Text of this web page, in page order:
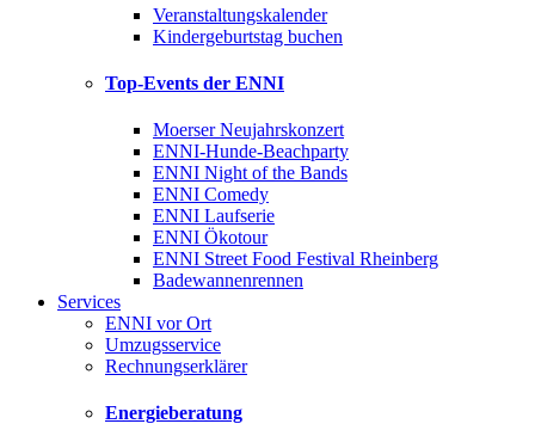
Veranstaltungskalender
Kindergeburtstag buchen
Top-Events der ENNI
Moerser Neujahrskonzert
ENNI-Hunde-Beachparty
ENNI Night of the Bands
ENNI Comedy
ENNI Laufserie
ENNI Ökotour
ENNI Street Food Festival Rheinberg
Badewannenrennen
Services
ENNI vor Ort
Umzugsservice
Rechnungserklärer
Energieberatung